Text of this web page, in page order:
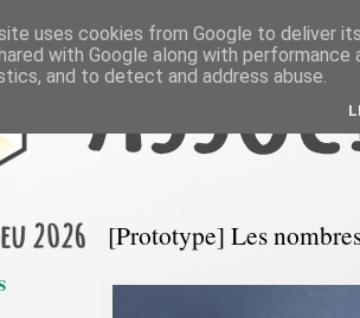
[Prototype] Les
uses cookies from Google to deliver
with Google along with
and to detect and address abuse.